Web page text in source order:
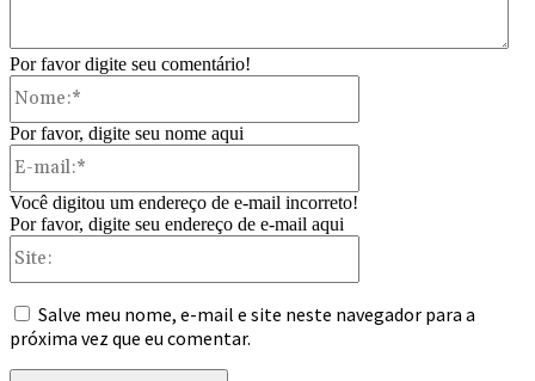
Por favor digite seu comentário!
Por favor, digite seu nome aqui
Você digitou um endereço de e-mail incorreto!
Por favor, digite seu endereço de e-mail aqui
Salve meu nome, e-mail e site neste navegador para a
próxima vez que eu comentar.